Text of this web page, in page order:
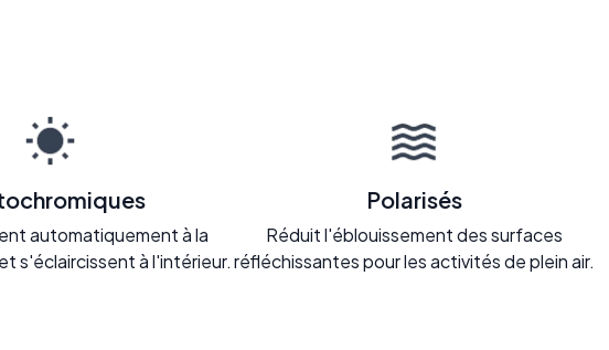
automatiquement à la
s'éclaircissent à l'intérieur.
Polarisés
Réduit l'éblouissement des surfaces
réfléchissantes pour les activités de plein air.